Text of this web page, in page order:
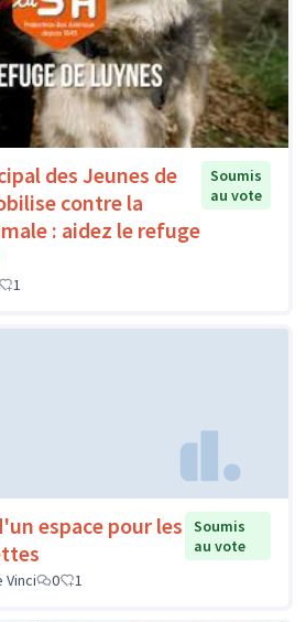
des Jeunes de
contre la
: aidez le refuge
Soumis
au vote
1
espace pour les
Soumis
au vote
Vinci
0 1